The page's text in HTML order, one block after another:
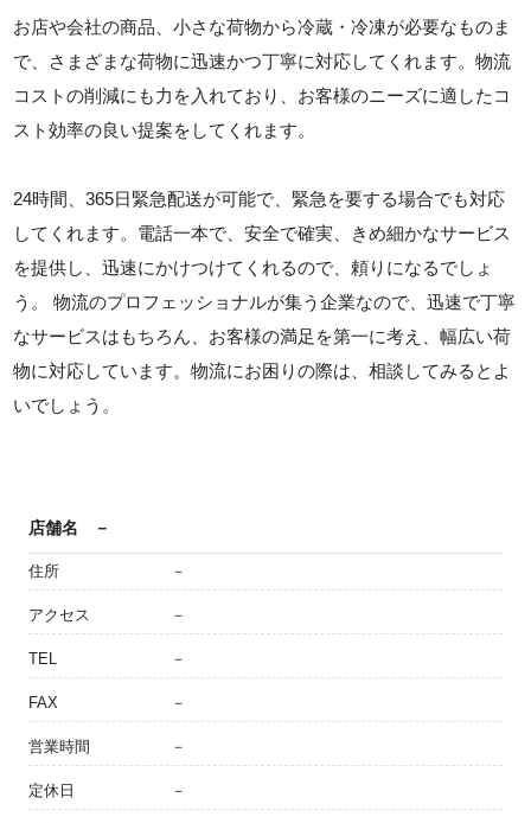
お店や会社の商品、小さな荷物から冷蔵・冷凍が必要なものま
で、さまざまな荷物に迅速かつ丁寧に対応してくれます。物流
コストの削減にも力を入れており、お客様のニーズに適したコ
スト効率の良い提案をしてくれます。
24時間、365日緊急配送が可能で、緊急を要する場合でも対応
してくれます。電話一本で、安全で確実、きめ細かなサービス
を提供し、迅速にかけつけてくれるので、頼りになるでしょ
う。 物流のプロフェッショナルが集う企業なので、迅速で丁寧
なサービスはもちろん、お客様の満足を第一に考え、幅広い荷
物に対応しています。物流にお困りの際は、相談してみるとよ
いでしょう。
店舗名 －
住所 －
アクセス －
TEL －
FAX －
営業時間 －
定休日 －